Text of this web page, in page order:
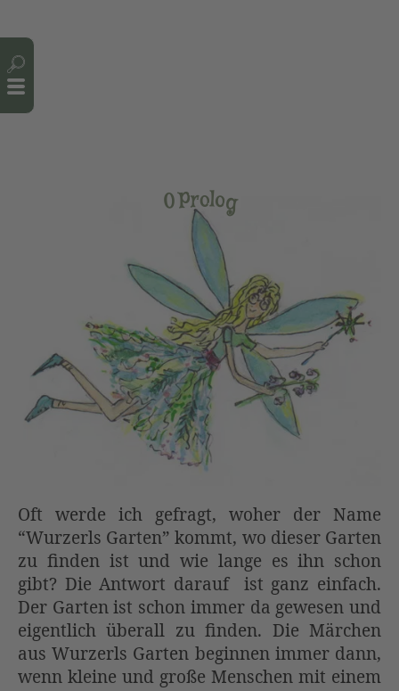
0Prolog
Oft werde ich gefragt, woher der Name
“Wurzerls Garten” kommt, wo dieser Garten
zu finden ist und wie lange es ihn schon
gibt? Die Antwort darauf ist ganz einfach.
Der Garten ist schon immer da gewesen und
eigentlich überall zu finden. Die Märchen
aus Wurzerls Garten beginnen immer dann,
wenn kleine und große Menschen mit einem